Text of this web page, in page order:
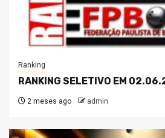
Ranking
RANKING SELETIVO EM
2 meses ago admin